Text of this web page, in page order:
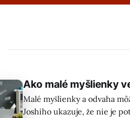
Ako malé myšlienky
Malé myšlienky a odvaha
Joshiho ukazuje, že nie je